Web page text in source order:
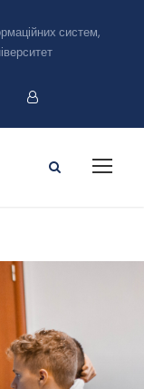
систем,